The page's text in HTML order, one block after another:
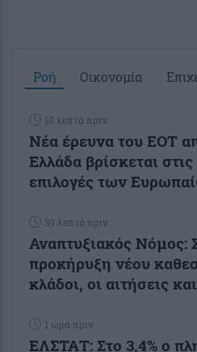
Ροή Οικονομία
10 λεπτά πριν
Νέα έρευνα του ΕΟΤ
Ελλάδα βρίσκεται
επιλογές των
39 λεπτά πριν
Αναπτυξιακός Νόμος:
προκήρυξη νέου
κλάδοι, οι αιτήσεις
1 ώρα πριν
ΕΛΣΤΑΤ: Στο 3,4% ο